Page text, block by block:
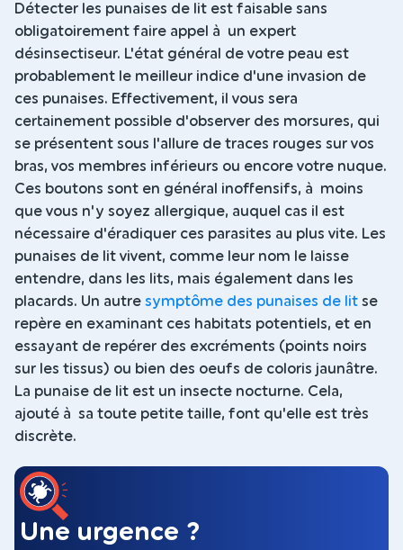
Détecter les punaises de lit est faisable sans
obligatoirement faire appel à un expert
désinsectiseur. L'état général de votre peau est
probablement le meilleur indice d'une invasion de
ces punaises. Effectivement, il vous sera
certainement possible d'observer des morsures, qui
se présentent sous l'allure de traces rouges sur vos
bras, vos membres inférieurs ou encore votre nuque.
Ces boutons sont en général inoffensifs, à moins
que vous n'y soyez allergique, auquel cas il est
nécessaire d'éradiquer ces parasites au plus vite. Les
punaises de lit vivent, comme leur nom le laisse
entendre, dans les lits, mais également dans les
placards. Un autre symptôme des punaises de lit se
repère en examinant ces habitats potentiels, et en
essayant de repérer des excréments (points noirs
sur les tissus) ou bien des oeufs de coloris jaunâtre.
La punaise de lit est un insecte nocturne. Cela,
ajouté à sa toute petite taille, font qu'elle est très
discrète.
Une urgence ?